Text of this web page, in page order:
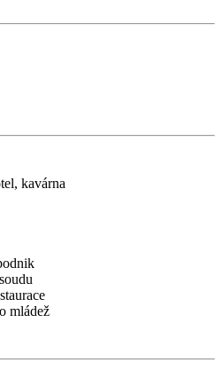
kavárna
mládež